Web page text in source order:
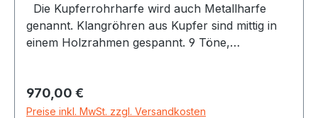
Die Kupferrohrharfe wird auch Metallharfe
genannt. Klangröhren aus Kupfer sind mittig in
einem Holzrahmen gespannt. 9 Töne,
bestäubten Fingerspitzen angerieben. Dabei
entstehen ganz feine, sanft anschwellende,
Regulärer Preis:
970,00 €
Preise inkl. MwSt. zzgl. Versandkosten